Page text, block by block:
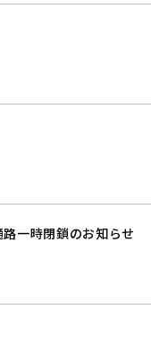
一時閉鎖のお知らせ